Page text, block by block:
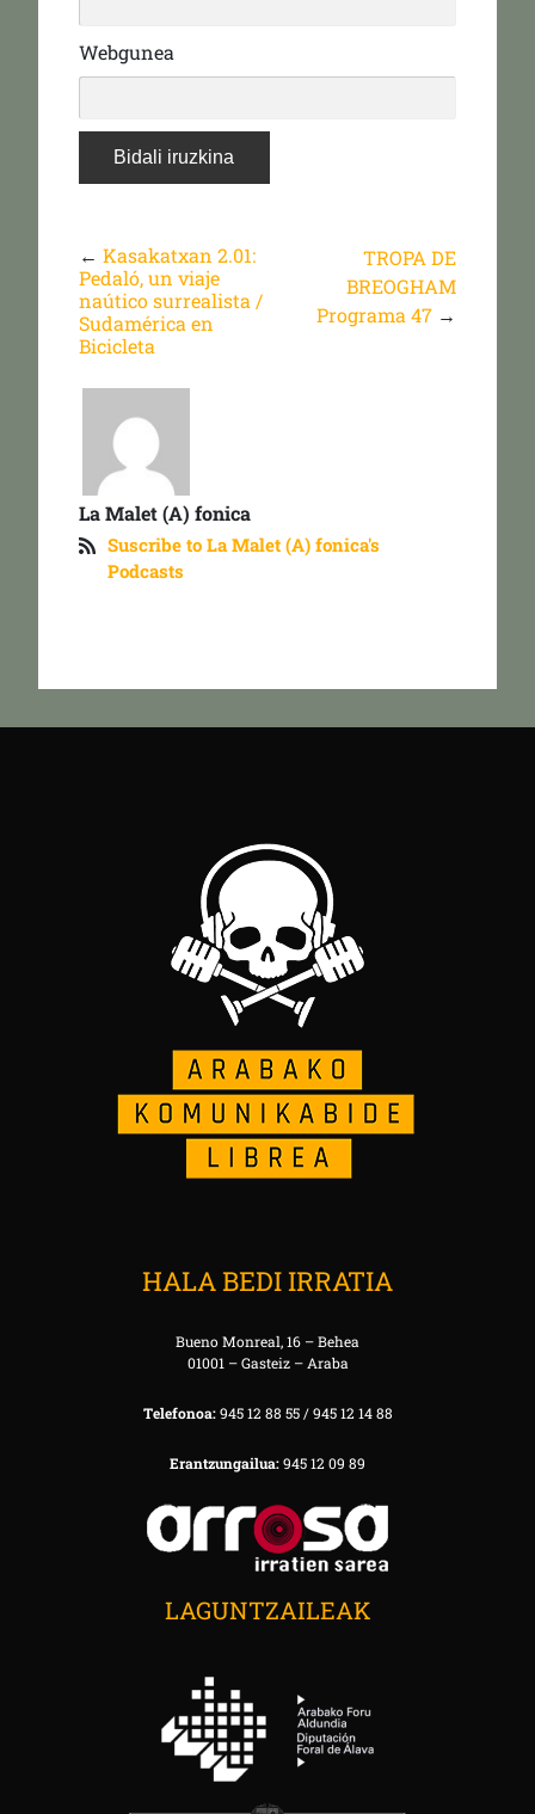
Webgunea
← Kasakatxan 2.01:
Pedaló, un viaje
naútico surrealista /
Sudamérica en
Bicicleta
TROPA DE
BREOGHAM
Programa 47 →
La Malet (A) fonica
Suscribe to La Malet (A) fonica's
Podcasts
HALA BEDI IRRATIA
Bueno Monreal, 16 – Behea
01001 – Gasteiz – Araba
Telefonoa:945 12 88 55 / 945 12 14 88
Erantzungailua:945 12 09 89
LAGUNTZAILEAK